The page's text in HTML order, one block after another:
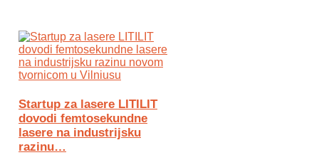
Startup za lasere LITILIT
dovodi femtosekundne
lasere na industrijsku
razinu…